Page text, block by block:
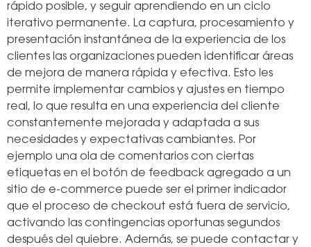
rápido posible, y seguir aprendiendo en un ciclo
iterativo permanente. La captura, procesamiento y
presentación instantánea de la experiencia de los
clientes las organizaciones pueden identificar áreas
de mejora de manera rápida y efectiva. Esto les
permite implementar cambios y ajustes en tiempo
real, lo que resulta en una experiencia del cliente
constantemente mejorada y adaptada a sus
necesidades y expectativas cambiantes. Por
ejemplo una ola de comentarios con ciertas
etiquetas en el botón de feedback agregado a un
sitio de e-commerce puede ser el primer indicador
que el proceso de checkout está fuera de servicio,
activando las contingencias oportunas segundos
después del quiebre. Además, se puede contactar y